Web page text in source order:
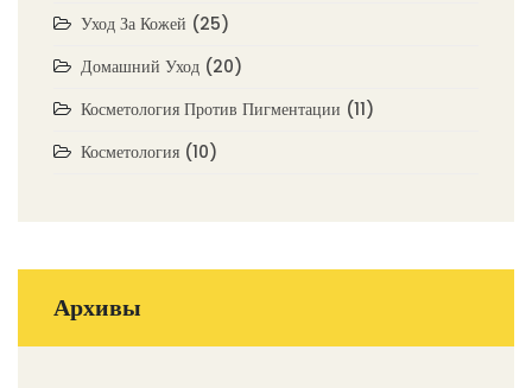
Уход За Кожей (25)
Домашний Уход (20)
Косметология Против Пигментации (11)
Косметология (10)
Архивы